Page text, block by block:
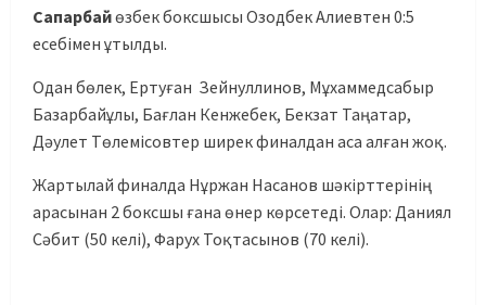
Сапарбайөзбек боксшысы Озодбек Алиевтен 0:5
есебімен ұтылды.
Одан бөлек, Ертуған Зейнуллинов, Мұхаммедсабыр
Базарбайұлы, Бағлан Кенжебек, Бекзат Таңатар,
Дәулет Төлемісовтер ширек финалдан аса алған жоқ.
Жартылай финалда Нұржан Насанов шәкірттерінің
арасынан 2 боксшы ғана өнер көрсетеді. Олар: Даниял
Сәбит (50 келі), Фарух Тоқтасынов (70 келі).